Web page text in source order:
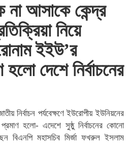
না আসাকে কেন্দ্র
নিয়ে
ইইউ’র
দেশে নির্বাচনের
নির্বাচন পর্যবেক্ষণে ইউরোপীয় ইউনিয়নের
প্রমাণ হলো- এদেশে সুষ্ঠু নির্বাচনের কোনো
বিএনপি মহাসচিব মির্জা ফখরুল ইসলাম